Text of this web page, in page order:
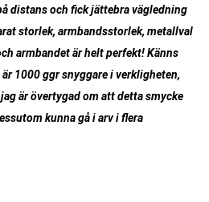
distans och fick jättebra vägledning
storlek, armbandsstorlek, metallval
armbandet är helt perfekt! Känns
1000 ggr snyggare i verkligheten,
är övertygad om att detta smycke
kunna gå i arv i flera